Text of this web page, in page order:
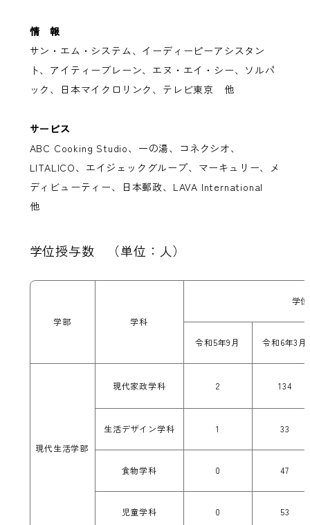
情 報
サン・エム・システム、イーディーピーアシスタン
ト、アイティーブレーン、エヌ・エイ・シー、ソルパ
ック、日本マイクロリンク、テレビ東京 他
サービス
ABC Cooking Studio、一の湯、コネクシオ、
LITALICO、エイジェックグループ、マーキュリー、メ
ディビューティー、日本郵政、LAVA International
他
学位授与数 （単位：人）
学部 学科
学
令和5年9月 令和6年3月
現代生活学部
現代家政学科 2 134
生活デザイン学科 1 33
食物学科 0 47
児童学科 0 53